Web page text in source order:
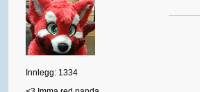
Innlegg: 1334